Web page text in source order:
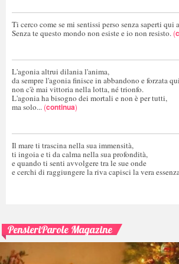
Ti cerco come se mi sentissi perso senza saperti qui
Senza te questo mondo non esiste e io non resisto. (
L'agonia altrui dilania l'anima,
da sempre l'agonia finisce in abbandono e forzata
non c'è mai vittoria nella lotta, né trionfo.
L'agonia ha bisogno dei mortali e non è per tutti,
ma solo... (continua)
Il mare ti trascina nella sua immensità,
ti ingoia e ti da calma nella sua profondità,
e quando ti senti avvolgere tra le sue onde
e cerchi di raggiungere la riva capisci la vera
PensieriParole Magazine